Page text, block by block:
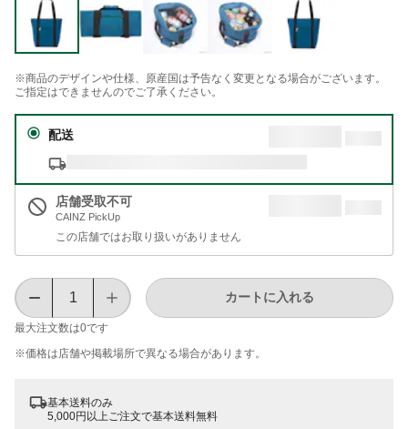
※商品のデザインや仕様、原産国は予告なく変更となる場合がございます。
ご指定はできませんのでご了承ください。
配送
店舗受取不可
CAINZ PickUp
この店舗ではお取り扱いがありません
最大注文数は0です
カートに入れる
※価格は​店舗や​掲載場所で​異なる​場合が​あります。
基本送料のみ
5,000円以上ご注文で基本送料無料